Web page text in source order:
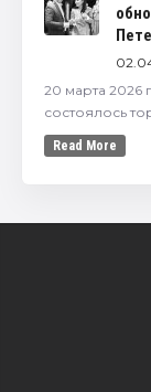
20 марта 2026
состоялось
Read More